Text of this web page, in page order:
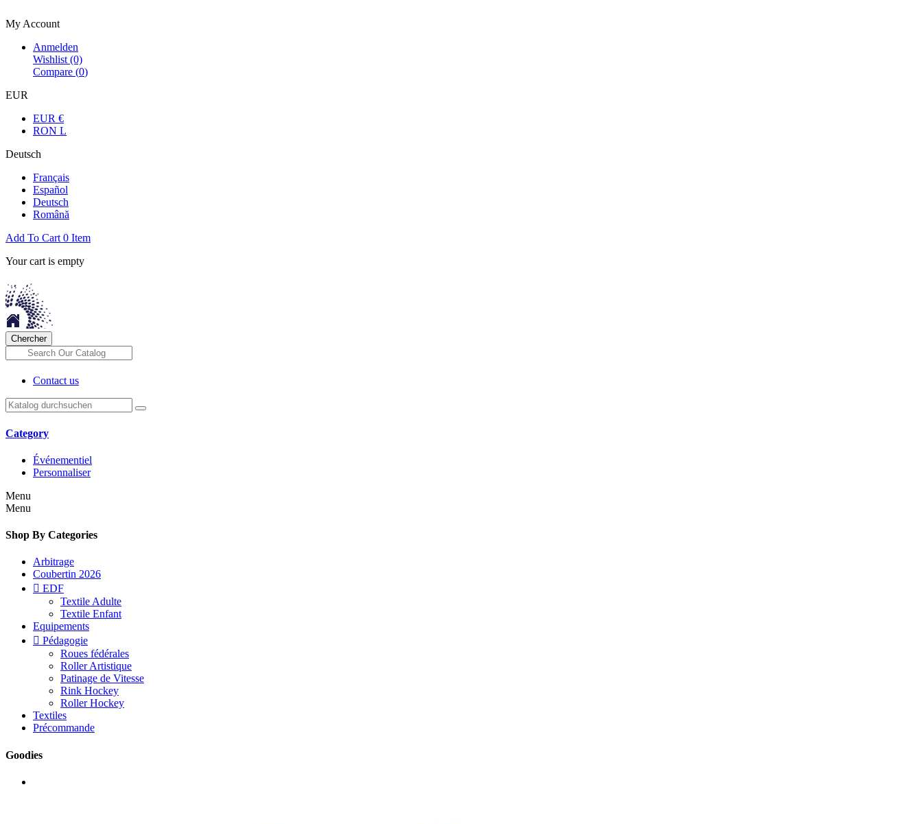
My Account
Anmelden
Wishlist (0)
Compare (0)
EUR
EUR €
RON L
Deutsch
Français
Español
Deutsch
Română
Add To Cart 0 Item
Your cart is empty
Chercher
Contact us
Category
Événementiel
Personnaliser
Menu
Menu
Shop By Categories
Arbitrage
Coubertin 2026
 EDF
Textile Adulte
Textile Enfant
Equipements
 Pédagogie
Roues fédérales
Roller Artistique
Patinage de Vitesse
Rink Hockey
Roller Hockey
Textiles
Précommande
Goodies